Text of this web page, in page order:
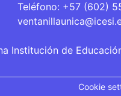
Teléfono: +57 (602)
Institución de
Cookie